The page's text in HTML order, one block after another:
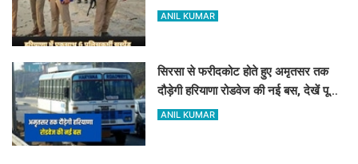
मामला
ANIL KUMAR
सिरसा से फरीदकोट होते हुए अमृतसर तक
दौड़ेगी हरियाणा रोडवेज की नई बस, देखें पूरा
रूट और टाइम टेबल
ANIL KUMAR